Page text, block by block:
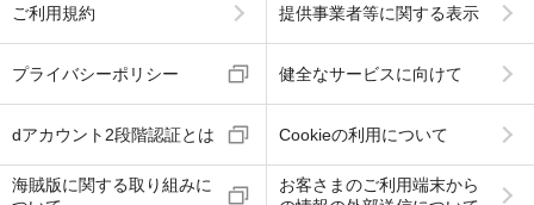
ご利用規約 提供事業者等に関する表示
プライバシーポリシー 健全なサービスに向けて
dアカウント2段階認証とは Cookieの利用について
海賊版に関する取り組みに
お客さまのご利用端末から